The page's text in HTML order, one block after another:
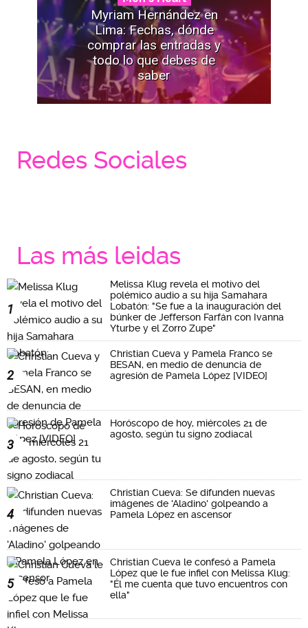
Myriam Hernández en
Lima: Fechas, dónde
comprar las entradas y
todo lo que debes de
saber
Redes Sociales
Las más leidas
1
Melissa Klug revela el motivo del
polémico audio a su hija Samahara
Lobatón: "Se fue a la inauguración del
búnker de Jefferson Farfán con Ivanna
Yturbe y el Zorro Zupe"
2
Christian Cueva y Pamela Franco se
BESAN, en medio de denuncia de
agresión de Pamela López [VIDEO]
3
Horóscopo de hoy, miércoles 21 de
agosto, según tu signo zodiacal
4
Christian Cueva: Se difunden nuevas
imágenes de 'Aladino' golpeando a
Pamela López en ascensor
5
Christian Cueva le confesó a Pamela
López que le fue infiel con Melissa Klug:
"Él me cuenta que tuvo encuentros con
ella"